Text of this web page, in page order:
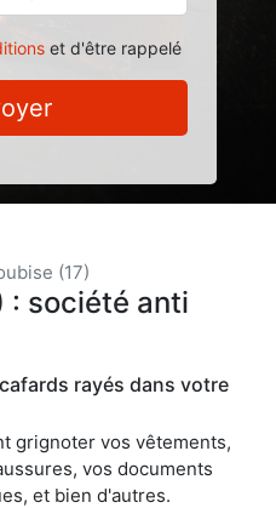
et d'être rappelé
(17)
: société anti
rayés dans votre
grignoter vos vêtements,
vos documents
et bien d'autres.